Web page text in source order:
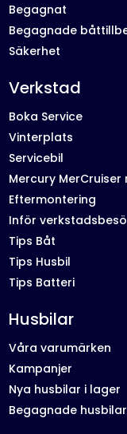
Begagnat
Begagnade
Säkerhet
Verkstad
Boka Service
Vinterplats
Servicebil
Mercury
Eftermontering
Inför
Tips Båt
Tips Husbil
Tips Batteri
Husbilar
Våra varumärken
Kampanjer
Nya husbilar i lager
Begagnade husbilar